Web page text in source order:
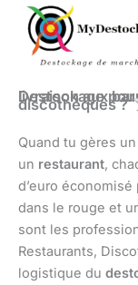
Aller
contenu
Destockage pour pros :
discothèques ?
Quand tu gères un
un restaurant,
d’euro
dans le rouge et
sont les
Restaurants,
logistique du